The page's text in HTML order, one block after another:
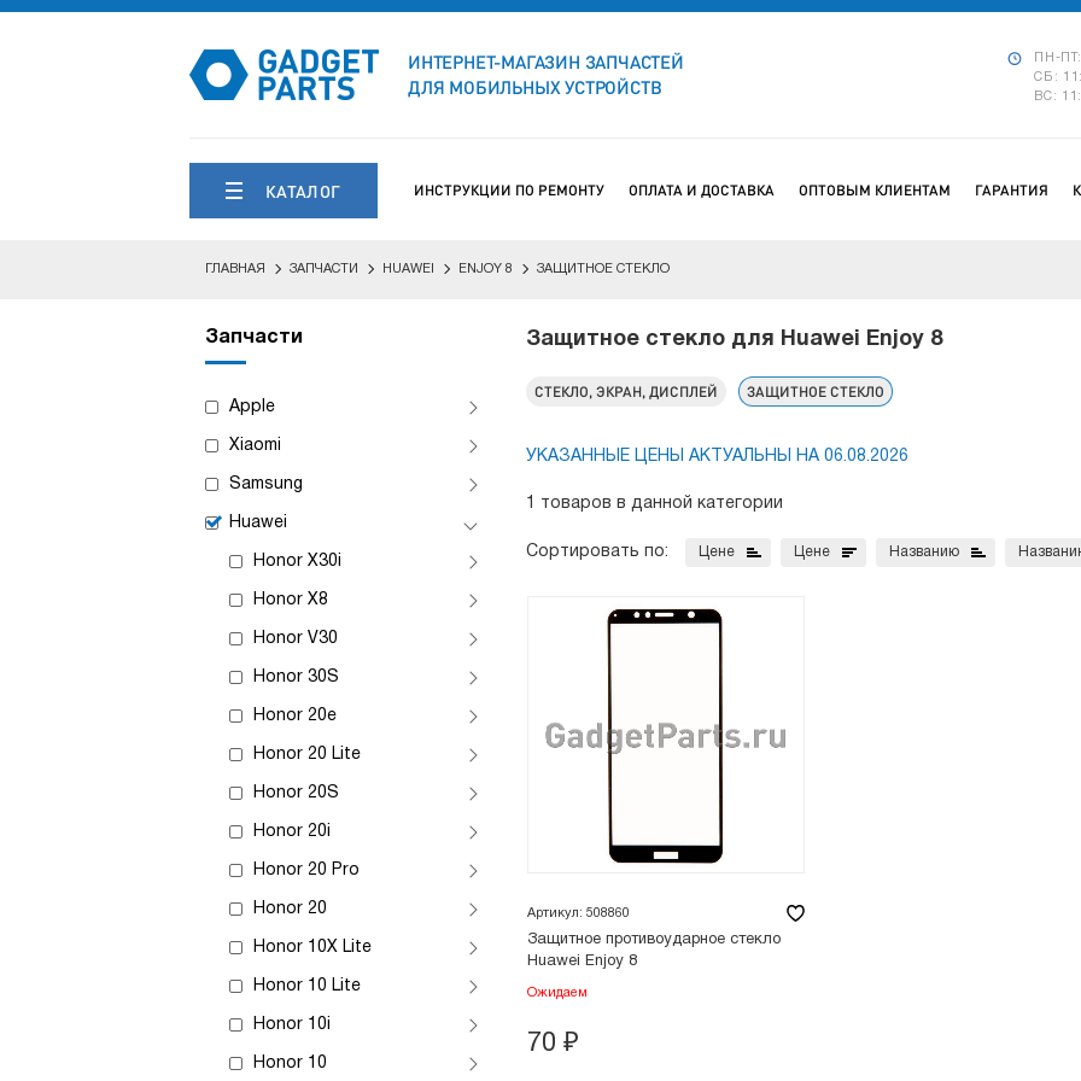
ИНТЕРНЕТ-МАГАЗИН ЗАПЧАСТЕЙ
ДЛЯ МОБИЛЬНЫХ УСТРОЙСТВ
ПН-
СБ:
ВС:
КАТАЛОГ ИНСТРУКЦИИ ПО РЕМОНТУ ОПЛАТА И ДОСТАВКА ОПТОВЫМ КЛИЕНТАМ ГАРАНТИЯ
ГЛАВНАЯ ЗАПЧАСТИ HUAWEI ENJOY 8 ЗАЩИТНОЕ СТЕКЛО
Запчасти
Apple
Xiaomi
Samsung
Huawei
Honor X30i
Honor X8
Honor V30
Honor 30S
Honor 20e
Honor 20 Lite
Honor 20S
Honor 20i
Honor 20 Pro
Honor 20
Honor 10X Lite
Honor 10 Lite
Honor 10i
Honor 10
Защитное стекло для Huawei Enjoy 8
СТЕКЛО, ЭКРАН, ДИСПЛЕЙ ЗАЩИТНОЕ СТЕКЛО
УКАЗАННЫЕ ЦЕНЫ АКТУАЛЬНЫ НА 06.08.2026
1 товаров в данной категории
Сортировать по: Цене Цене Названию
Артикул: 508860
Защитное противоударное стекло
Huawei Enjoy 8
Ожидаем
70 ₽